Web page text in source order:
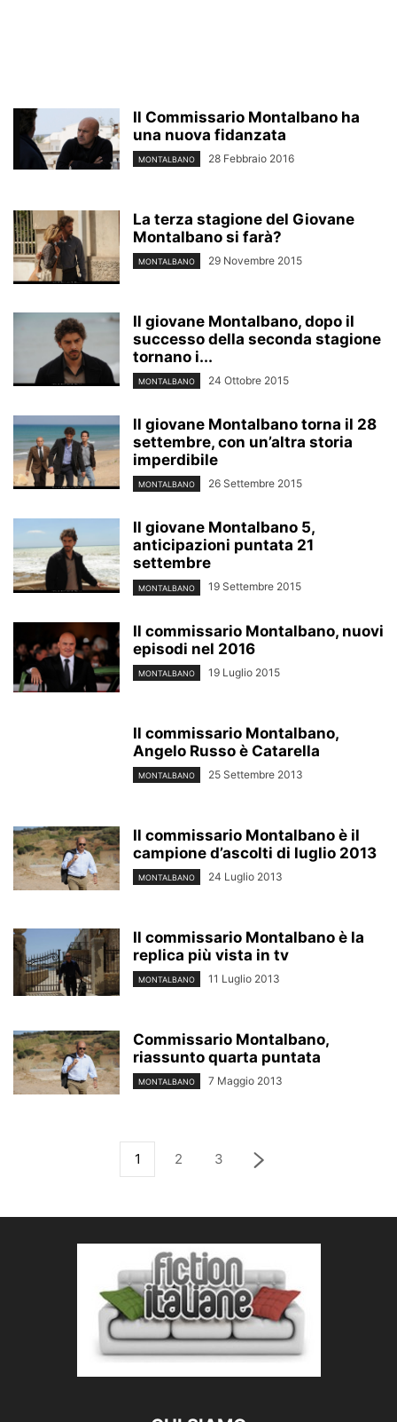
Il Commissario Montalbano ha
una nuova fidanzata
MONTALBANO 28 Febbraio 2016
La terza stagione del Giovane
Montalbano si farà?
MONTALBANO 29 Novembre 2015
Il giovane Montalbano, dopo il
successo della seconda stagione
tornano i...
MONTALBANO 24 Ottobre 2015
ll giovane Montalbano torna il 28
settembre, con un’altra storia
imperdibile
MONTALBANO 26 Settembre 2015
Il giovane Montalbano 5,
anticipazioni puntata 21
settembre
MONTALBANO 19 Settembre 2015
Il commissario Montalbano, nuovi
episodi nel 2016
MONTALBANO 19 Luglio 2015
Il commissario Montalbano,
Angelo Russo è Catarella
MONTALBANO 25 Settembre 2013
Il commissario Montalbano è il
campione d’ascolti di luglio 2013
MONTALBANO 24 Luglio 2013
Il commissario Montalbano è la
replica più vista in tv
MONTALBANO 11 Luglio 2013
Commissario Montalbano,
riassunto quarta puntata
MONTALBANO 7 Maggio 2013
1 2 3